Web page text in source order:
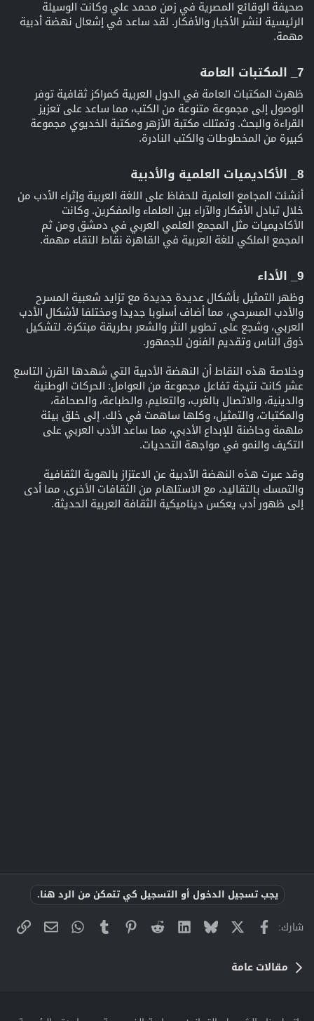
صحيفة الوقائع المصرية في زمن محمد علي وكانت الوسيلة
الرئيسية لنشر الأخبار والأفكار. لقد ساعد في إشعال نهضة أدبية
مهمة.
7_ المكتبات العامة​
ظهرت المكتبات العامة في الدول العربية كمراكز ثقافية توفر
الوصول إلى مجموعة متنوعة من الكتب، مما ساعد على تعزيز
القراءة والبحث. وتمتلك مكتبة الأزهر ومكتبة الخديوي مجموعة
كبيرة من المخطوطات والكتب النادرة.
8_ الأكاديميات العلمية والأدبية​
أنشئت المجامع العلمية للحفاظ على اللغة العربية وإثراء الأدب من
خلال تبادل الأفكار والآراء بين العلماء والمفكرين. وكانت
الأكاديميات مثل المجمع العلمي العربي في دمشق ومن ثم
المجمع الملكي للغة العربية في القاهرة نقاط التقاء مهمة.
9_ الأداء​
وظهر التمثيل بأشكال عديدة جديدة مع تزايد شعبية المسرح
والأدب المسرحي، مما أضاف أسلوبا جديدا ومختلفا لأشكال الأدب
العربي، وشجع على تطوير النثر والشعر بطريقة مبتكرة. لتشكيل
ذوق الناس وتقديم الفنون للجمهور.
وخلاصة هذه النقاط أن النهضة الأدبية التي شهدها القرن التاسع
عشر كانت نتيجة تفاعل مجموعة من العوامل: الحركات الوطنية
والدينية، والاتصال بالغرب، والتعليم، والطباعة، والصحافة،
والمكتبات، والتمثيل، وكلها ساهمت في ذلك. إلى خلق بيئة
ملهمة وحاضنة للإبداع الأدبي، مما ساعد الأدب العربي على
التكيف والنمو في مواجهة التحديات.
وقد عبرت هذه النهضة الأدبية عن الاعتزاز بالهوية الثقافية
والتمسك بالتقاليد، مع الاستلهام من الثقافات الأخرى، مما أدى
إلى ظهور أدب يعكس ديناميكية الثقافة العربية الحديثة.
يجب تسجيل الدخول أو التسجيل كي تتمكن من الرد هنا.
شارك: فيسبوك Bluesky
LinkedIn
Reddit
Pinterest
Tumblr
WhatsApp
البريد
مقالات عامة